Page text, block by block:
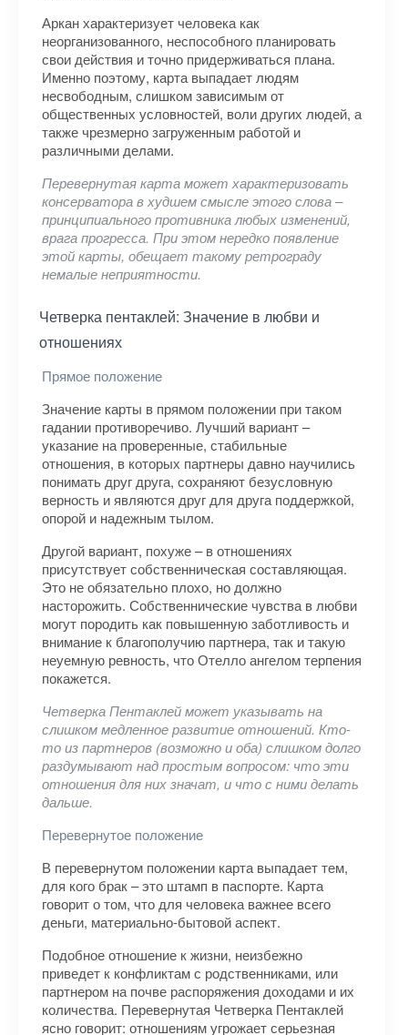
Аркан характеризует человека как
неорганизованного, неспособного планировать
свои действия и точно придерживаться плана.
Именно поэтому, карта выпадает людям
несвободным, слишком зависимым от
общественных условностей, воли других людей, а
также чрезмерно загруженным работой и
различными делами.
Перевернутая карта может характеризовать
консерватора в худшем смысле этого слова –
принципиального противника любых изменений,
врага прогресса. При этом нередко появление
этой карты, обещает такому ретрограду
немалые неприятности.
Четверка пентаклей: Значение в любви и
отношениях
Прямое положение
Значение карты в прямом положении при таком
гадании противоречиво. Лучший вариант –
указание на проверенные, стабильные
отношения, в которых партнеры давно научились
понимать друг друга, сохраняют безусловную
верность и являются друг для друга поддержкой,
опорой и надежным тылом.
Другой вариант, похуже – в отношениях
присутствует собственническая составляющая.
Это не обязательно плохо, но должно
насторожить. Собственнические чувства в любви
могут породить как повышенную заботливость и
внимание к благополучию партнера, так и такую
неуемную ревность, что Отелло ангелом терпения
покажется.
Четверка Пентаклей может указывать на
слишком медленное развитие отношений. Кто-
то из партнеров (возможно и оба) слишком долго
раздумывают над простым вопросом: что эти
отношения для них значат, и что с ними делать
дальше.
Перевернутое положение
В перевернутом положении карта выпадает тем,
для кого брак – это штамп в паспорте. Карта
говорит о том, что для человека важнее всего
деньги, материально-бытовой аспект.
Подобное отношение к жизни, неизбежно
приведет к конфликтам с родственниками, или
партнером на почве распоряжения доходами и их
количества. Перевернутая Четверка Пентаклей
ясно говорит: отношениям угрожает серьезная